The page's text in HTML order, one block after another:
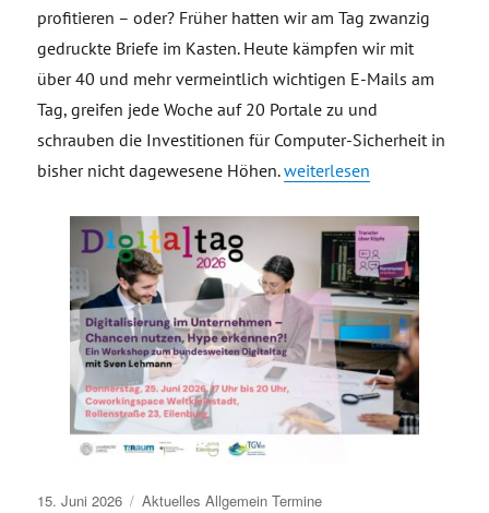
profitieren – oder? Früher hatten wir am Tag zwanzig
gedruckte Briefe im Kasten. Heute kämpfen wir mit
über 40 und mehr vermeintlich wichtigen E-Mails am
Tag, greifen jede Woche auf 20 Portale zu und
schrauben die Investitionen für Computer-Sicherheit in
bisher nicht dagewesene Höhen.„Digitalisierung im
weiterlesen
Veröffentlicht
15. Juni 2026 Aktuelles Allgemein Termine